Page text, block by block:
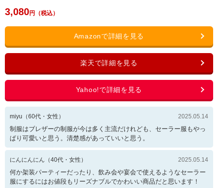
3,080
miyu （60代・ 女性 ） 2025.05.14
制服はブレザーの制服が今は多く主流だけれども、セーラー服もやっ
ぱり可愛いと思う。清楚感があっていいと思う。
にんにんにん （40代・ 女性 ） 2025.05.14
何か架装パーティーだったり、飲み会や宴会で使えるようなセーラー
服にするにはお値段もリーズナブルでかわいい商品だと思います！